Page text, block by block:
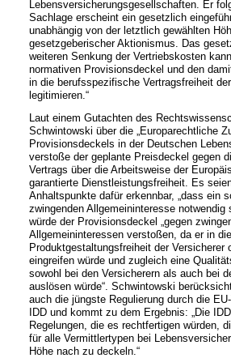
Lebensversicherungsgesellschaften. Er
Sachlage erscheint ein gesetzlich
unabhängig von der letztlich gewählten
gesetzgeberischer Aktionismus. Das
weiteren Senkung der Vertriebskosten
normativen Provisionsdeckel und den
in die berufsspezifische Vertragsfreiheit
legitimieren.“
Laut einem Gutachten des
Schwintowski über die „Europarechtliche
Provisionsdeckels in der Deutschen
verstoße der geplante Preisdeckel gegen
Vertrags über die Arbeitsweise der
garantierte Dienstleistungsfreiheit. Es
Anhaltspunkte dafür erkennbar, „dass ein
zwingenden Allgemeininteresse notwendig
würde der Provisionsdeckel „gegen
Allgemeininteressen verstoßen, da er in die
Produktgestaltungsfreiheit der Versicherer
eingreifen würde und zugleich eine
sowohl bei den Versicherern als auch bei
auslösen würde“. Schwintowski
auch die jüngste Regulierung durch die
IDD und kommt zu dem Ergebnis: „Die
Regelungen, die es rechtfertigen würden,
für alle Vermittlertypen bei
Höhe nach zu deckeln.“